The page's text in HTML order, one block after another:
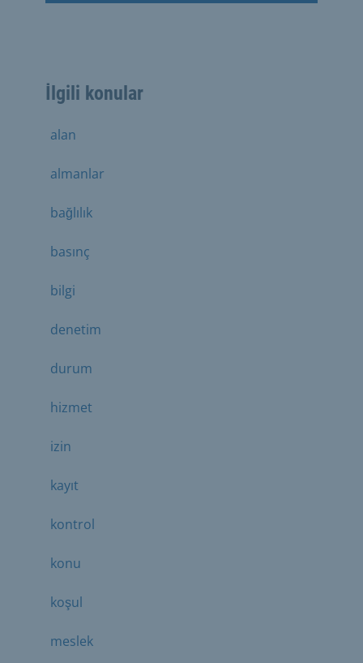
İlgili konular
alan
almanlar
bağlılık
basınç
bilgi
denetim
durum
hizmet
izin
kayıt
kontrol
konu
koşul
meslek